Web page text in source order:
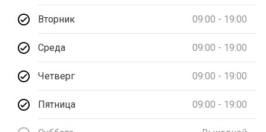
Вторник 09:00 - 19:00
Среда 09:00 - 19:00
Четверг 09:00 - 19:00
Пятница 09:00 - 19:00